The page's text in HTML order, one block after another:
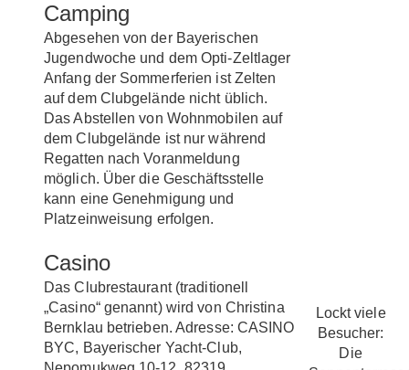
Camping
Abgesehen von der Bayerischen
Jugendwoche und dem Opti-Zeltlager
Anfang der Sommerferien ist Zelten
auf dem Clubgelände nicht üblich.
Das Abstellen von Wohnmobilen auf
dem Clubgelände ist nur während
Regatten nach Voranmeldung
möglich. Über die Geschäftsstelle
kann eine Genehmigung und
Platzeinweisung erfolgen.
Casino
Das Clubrestaurant (traditionell
„Casino“ genannt) wird von Christina
Bernklau betrieben. Adresse: CASINO
BYC, Bayerischer Yacht-Club,
Lockt viele
Besucher:
Die